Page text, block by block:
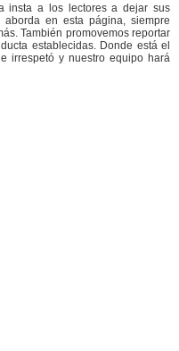
insta a los lectores a dejar sus
en esta página, siempre
También promovemos reportar
establecidas. Donde está el
irrespetó y nuestro equipo hará